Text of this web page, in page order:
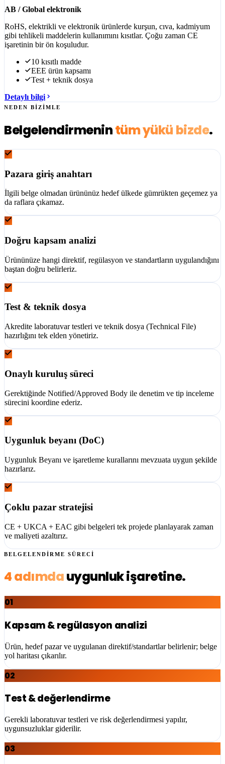
AB / Global elektronik
RoHS, elektrikli ve elektronik ürünlerde kurşun, cıva, kadmiyum
gibi tehlikeli maddelerin kullanımını kısıtlar. Çoğu zaman CE
işaretinin bir ön koşuludur.
10 kısıtlı madde
EEE ürün kapsamı
Test + teknik dosya
Detaylı bilgi
NEDEN BİZİMLE
Belgelendirmenintüm yükü bizde.
Pazara giriş anahtarı
İlgili belge olmadan ürününüz hedef ülkede gümrükten geçemez ya
da raflara çıkamaz.
Doğru kapsam analizi
Ürününüze hangi direktif, regülasyon ve standartların uygulandığını
baştan doğru belirleriz.
Test & teknik dosya
Akredite laboratuvar testleri ve teknik dosya (Technical File)
hazırlığını tek elden yönetiriz.
Onaylı kuruluş süreci
Gerektiğinde Notified/Approved Body ile denetim ve tip inceleme
sürecini koordine ederiz.
Uygunluk beyanı (DoC)
Uygunluk Beyanı ve işaretleme kurallarını mevzuata uygun şekilde
hazırlarız.
Çoklu pazar stratejisi
CE + UKCA + EAC gibi belgeleri tek projede planlayarak zaman
ve maliyeti azaltırız.
BELGELENDİRME SÜRECİ
4 adımdauygunluk işaretine.
01
Kapsam & regülasyon analizi
Ürün, hedef pazar ve uygulanan direktif/standartlar belirlenir; belge
yol haritası çıkarılır.
02
Test & değerlendirme
Gerekli laboratuvar testleri ve risk değerlendirmesi yapılır,
uygunsuzluklar giderilir.
03